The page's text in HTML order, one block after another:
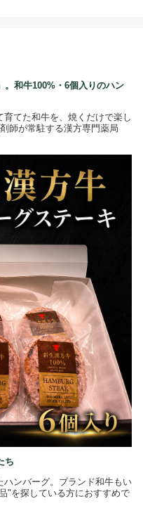
。和牛100%・6個入りのハン
てた和牛を、焼くだけで楽し
師が常駐する漢方専門薬局
ち
ンバーグ。ブランド和牛もい
"を探している方におすすめで